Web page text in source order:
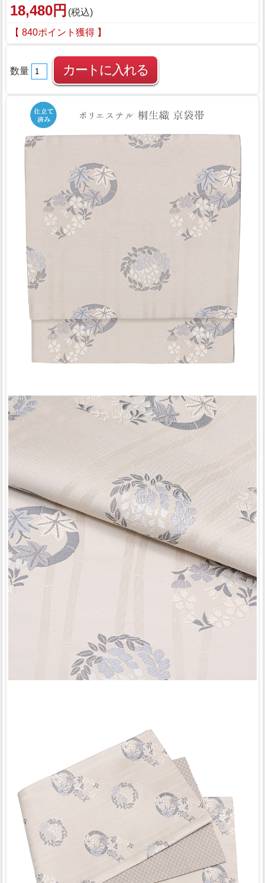
18,480円 (税込)
【 840ポイント獲得 】
数量